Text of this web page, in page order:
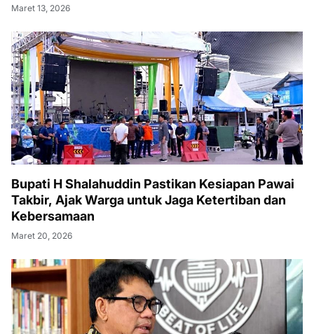
Maret 13, 2026
Bupati H Shalahuddin Pastikan Kesiapan Pawai
Takbir, Ajak Warga untuk Jaga Ketertiban dan
Kebersamaan
Maret 20, 2026